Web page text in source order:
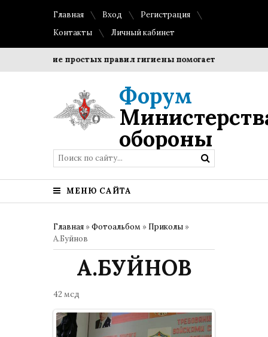
Главная Вход
Регистрация
Контакты
Личный кабинет
простых правил гигиены помогает сохранить
Форум
обороны
МЕНЮ САЙТА
Главная »Фотоальбом » Приколы »
А.Буйнов
А.БУЙНОВ
42 мсд